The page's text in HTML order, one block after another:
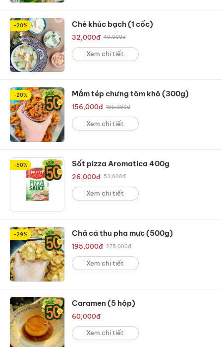
-20% Chè khúc bạch (1 cốc)
32,000đ 40,000đ
Xem chi tiết
-20% Mắm tép chưng tôm khô (300g)
156,000đ 195,000đ
Xem chi tiết
-50% Sốt pizza Aromatica 400g
26,000đ 53,000đ
Xem chi tiết
-29% Chả cá thu pha mực (500g)
195,000đ 275,000đ
Xem chi tiết
Caramen (5 hộp)
60,000đ
Xem chi tiết